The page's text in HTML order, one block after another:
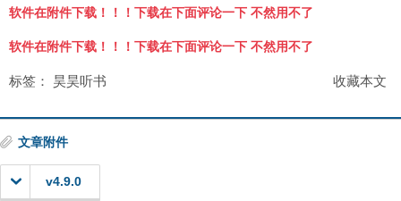
软件在附件下载！！！下载在下面评论一下 不然用不了
软件在附件下载！！！下载在下面评论一下 不然用不了
收藏本文
标签： 昊昊听书
文章附件
v4.9.0